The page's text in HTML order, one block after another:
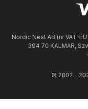
Nordic Nest AB (nr VAT-
394 70 KALMAR,
© 2002 -